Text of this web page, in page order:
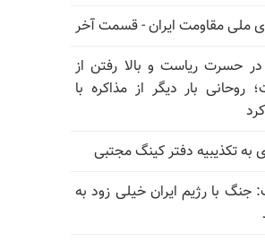
ملی مقاومت ایران - قسمت آخر
حسرت ریاست و بالا رفتن از
روحانی بار دیگر از مذاکره با
به تکذیبیه دفتر کینگ مجتبی
جنگ با رژیم ایران خیلی زود به